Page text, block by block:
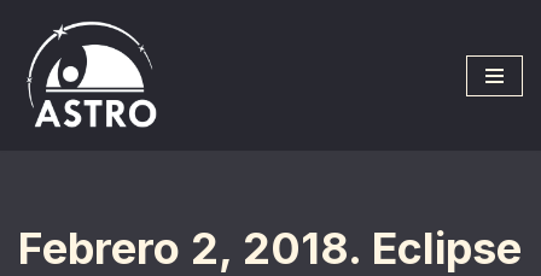
Saltar
al
contenido
Febrero 2, 2018. Eclipse